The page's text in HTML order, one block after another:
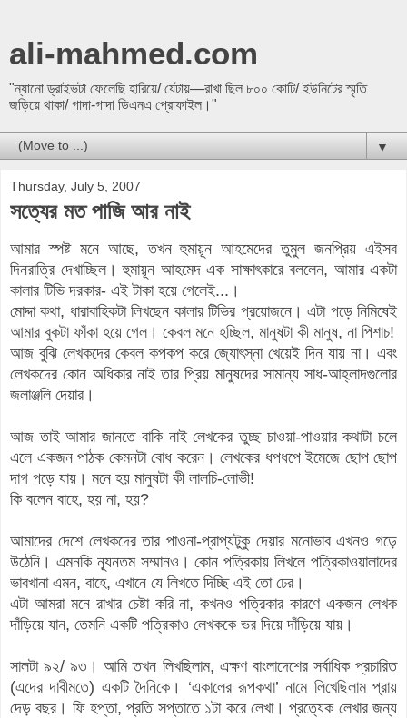
ali-mahmed.com
"ন্যানো ড্রাইভটা ফেলেছি হারিয়ে/ যেটায়—রাখা ছিল ৮০০ কোটি/ ইউনিটের স্মৃতি
জড়িয়ে থাকা/ গাদা-গাদা ডিএনএ প্রোফাইল।"
▼
Thursday, July 5, 2007
সত্যের মত পাজি আর নাই
আমার স্পষ্ট মনে আছে, তখন হুমায়ূন আহমেদের তুমুল জনপ্রিয় এইসব
দিনরাত্রি দেখাচ্ছিল। হুমায়ূন আহমেদ এক সাক্ষাৎকারে বললেন, আমার একটা
কালার টিভি দরকার- এই টাকা হয়ে গেলেই...।
মোদ্দা কথা, ধারাবাহিকটা লিখছেন কালার টিভির প্রয়োজনে। এটা পড়ে নিমিষেই
আমার বুকটা ফাঁকা হয়ে গেল। কেবল মনে হচ্ছিল, মানুষটা কী মানুষ, না পিশাচ!
আজ বুঝি লেখকদের কেবল কপকপ করে জ্যোৎস্না খেয়েই দিন যায় না। এবং
লেখকদের কোন অধিকার নাই তার প্রিয় মানুষদের সামান্য সাধ-আহ্লাদগুলোর
জলাঞ্জলি দেয়ার।
আজ তাই আমার জানতে বাকি নাই লেখকের তুচ্ছ চাওয়া-পাওয়ার কথাটা চলে
এলে একজন পাঠক কেমনটা বোধ করেন। লেখকের ধপধপে ইমেজে ছোপ ছোপ
দাগ পড়ে যায়। মনে হয় মানুষটা কী লালচি-লোভী!
কি বলেন বাহে, হয় না, হয়?
আমাদের দেশে লেখকদের তার পাওনা-প্রাপ্যটুকু দেয়ার মনোভাব এখনও গড়ে
উঠেনি। এমনকি ন্যূনতম সম্মানও। কোন পত্রিকায় লিখলে পত্রিকাওয়ালাদের
ভাবখানা এমন, বাহে, এখানে যে লিখতে দিচ্ছি এই তো ঢের।
এটা আমরা মনে রাখার চেষ্টা করি না, কখনও পত্রিকার কারণে একজন লেখক
দাঁড়িয়ে যান, তেমনি একটি পত্রিকাও লেখককে ভর দিয়ে দাঁড়িয়ে যায়।
সালটা ৯২/ ৯৩। আমি তখন লিখছিলাম, এক্ষণ বাংলাদেশের সর্বাধিক প্রচারিত
(এদের দাবীমতে) একটি দৈনিকে। ‘একালের রূপকথা’ নামে লিখেছিলাম প্রায়
দেড় বছর। ফি হপ্তা, প্রতি সপ্তাতে ১টা করে লেখা। প্রত্যেক লেখার জন্য